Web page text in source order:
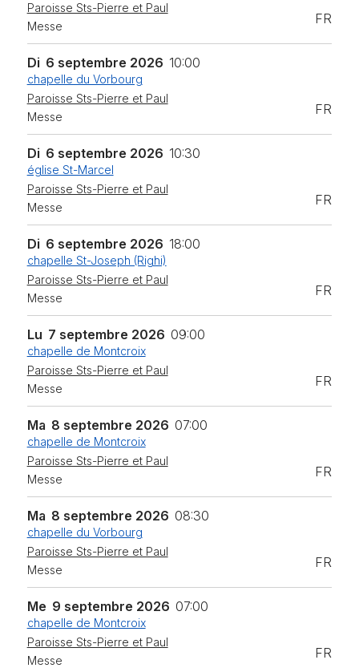
Paroisse Sts-Pierre et Paul
Messe
FR
Di 6 septembre 2026 10:00
chapelle du Vorbourg
Paroisse Sts-Pierre et Paul
Messe
FR
Di 6 septembre 2026 10:30
église St-Marcel
Paroisse Sts-Pierre et Paul
Messe
FR
Di 6 septembre 2026 18:00
chapelle St-Joseph (Righi)
Paroisse Sts-Pierre et Paul
Messe
FR
Lu 7 septembre 2026 09:00
chapelle de Montcroix
Paroisse Sts-Pierre et Paul
Messe
FR
Ma 8 septembre 2026 07:00
chapelle de Montcroix
Paroisse Sts-Pierre et Paul
Messe
FR
Ma 8 septembre 2026 08:30
chapelle du Vorbourg
Paroisse Sts-Pierre et Paul
Messe
FR
Me 9 septembre 2026 07:00
chapelle de Montcroix
Paroisse Sts-Pierre et Paul
Messe
FR